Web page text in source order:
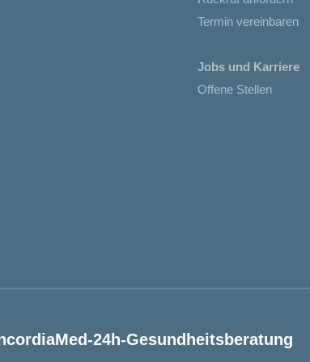
Termin vereinbaren
Jobs und Karriere
Offene Stellen
24h-Gesundheitsberatung